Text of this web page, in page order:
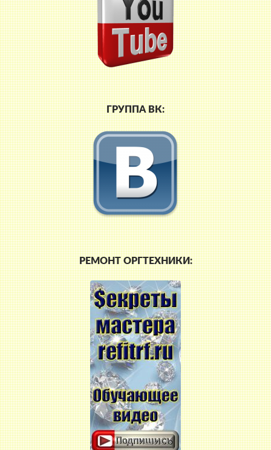
ГРУППА ВК:
РЕМОНТ ОРГТЕХНИКИ: